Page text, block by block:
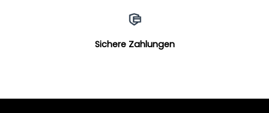
Sichere Zahlungen